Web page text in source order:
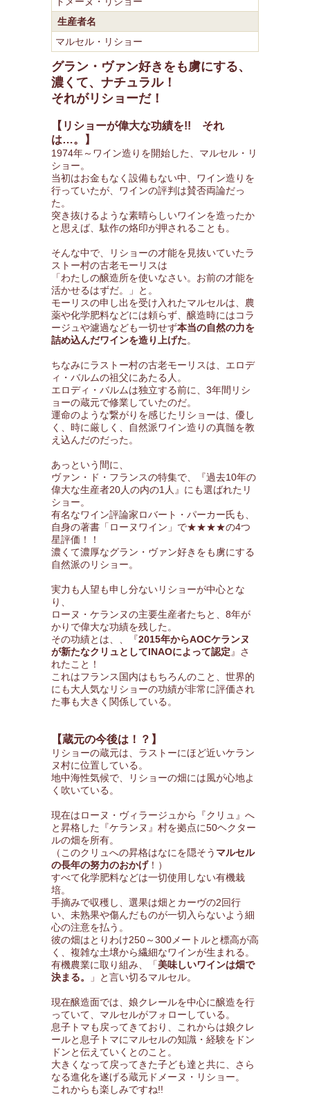
生産者名
マルセル・リショー
グラン・ヴァン好きをも虜にする、
濃くて、ナチュラル！
それがリショーだ！
【リショーが偉大な功績を!! それ
は…。】
1974年～ワイン造りを開始した、マルセル・リ
ショー。
当初はお金もなく設備もない中、ワイン造りを
行っていたが、ワインの評判は賛否両論だっ
た。
突き抜けるような素晴らしいワインを造ったか
と思えば、駄作の烙印が押されることも。
そんな中で、リショーの才能を見抜いていたラ
ストー村の古老モーリスは
「わたしの醸造所を使いなさい。お前の才能を
活かせるはずだ。」と。
モーリスの申し出を受け入れたマルセルは、農
薬や化学肥料などには頼らず、醸造時にはコラ
ージュや濾過なども一切せず本当の自然の力を
詰め込んだワインを造り上げた。
ちなみにラストー村の古老モーリスは、エロデ
ィ・バルムの祖父にあたる人。
エロディ・バルムは独立する前に、3年間リシ
ョーの蔵元で修業していたのだ。
運命のような繋がりを感じたリショーは、優し
く、時に厳しく、自然派ワイン造りの真髄を教
え込んだのだった。
あっという間に、
ヴァン・ド・フランスの特集で、『過去10年の
偉大な生産者20人の内の1人』にも選ばれたリ
ショー。
有名なワイン評論家ロバート・パーカー氏も、
自身の著書「ローヌワイン」で★★★★の4つ
星評価！！
濃くて濃厚なグラン・ヴァン好きをも虜にする
自然派のリショー。
実力も人望も申し分ないリショーが中心とな
り、
ローヌ・ケランヌの主要生産者たちと、8年が
かりで偉大な功績を残した。
その功績とは、、『2015年からAOCケランヌ
が新たなクリュとしてINAOによって認定 』さ
れたこと！
これはフランス国内はもちろんのこと、世界的
にも大人気なリショーの功績が非常に評価され
た事も大きく関係している。
【蔵元の今後は！？】
リショーの蔵元は、ラストーにほど近いケラン
ヌ村に位置している。
地中海性気候で、リショーの畑には風が心地よ
く吹いている。
現在はローヌ・ヴィラージュから『クリュ』へ
と昇格した『ケランヌ』村を拠点に50ヘクター
ルの畑を所有。
（このクリュへの昇格はなにを隠そう マルセル
の長年の努力のおかげ！）
すべて化学肥料などは一切使用しない有機栽
培。
手摘みで収穫し、選果は畑とカーヴの2回行
い、未熟果や傷んだものが一切入らないよう細
心の注意を払う。
彼の畑はとりわけ250～300メートルと標高が高
く、複雑な土壌から繊細なワインが生まれる。
有機農業に取り組み、「美味しいワインは畑で
決まる。
」と言い切るマルセル。
現在醸造面では、娘クレールを中心に醸造を行
っていて、マルセルがフォローしている。
息子トマも戻ってきており、これからは娘クレ
ールと息子トマにマルセルの知識・経験をドン
ドンと伝えていくとのこと。
大きくなって戻ってきた子ども達と共に、さら
なる進化を遂げる蔵元ドメーヌ・リショー。
これからも楽しみですね!!